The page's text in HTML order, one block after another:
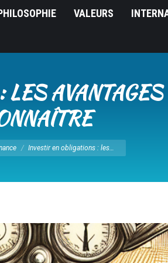
VALEURS
Investir en obligations : les…